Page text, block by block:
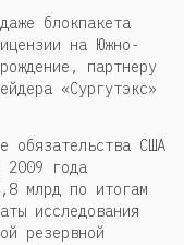
блокпакета
на Южно-
партнеру
«Сургутэкс»
обязательства США
года
млрд по итогам
исследования
резервной